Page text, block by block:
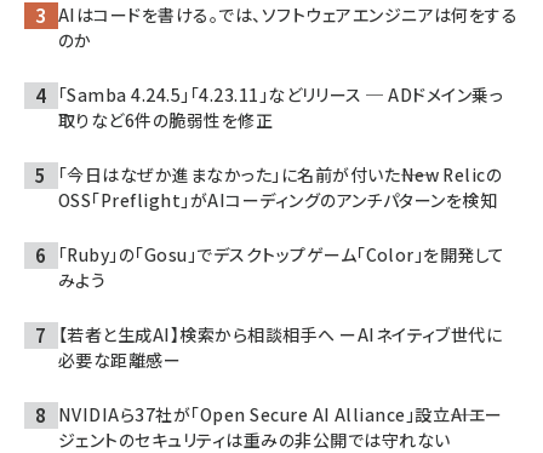
AIはコードを書ける。では、ソフトウェアエンジニアは何をする
のか
「Samba 4.24.5」「4.23.11」などリリース ─ ADドメイン乗っ
取りなど6件の脆弱性を修正
「今日はなぜか進まなかった」に名前が付いた――New Relicの
OSS「Preflight」がAIコーディングのアンチパターンを検知
「Ruby」の「Gosu」でデスクトップゲーム「Color」を開発して
みよう
【若者と生成AI】検索から相談相手へ ーAIネイティブ世代に
必要な距離感ー
NVIDIAら37社が「Open Secure AI Alliance」設立――AIエー
ジェントのセキュリティは重みの非公開では守れない